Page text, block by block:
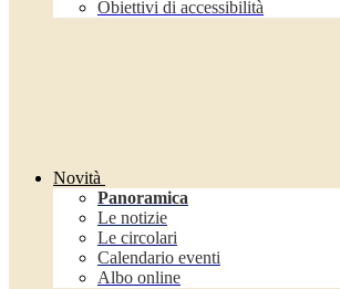
Obiettivi di accessibilità
Novità
Panoramica
Le notizie
Le circolari
Calendario eventi
Albo online